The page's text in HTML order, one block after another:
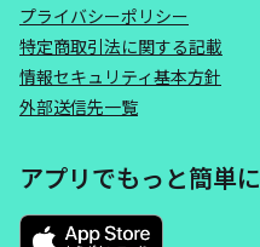
プライバシーポリシー
特定商取引法に関する記載
情報セキュリティ基本方針
外部送信先一覧
アプリでもっと簡単に